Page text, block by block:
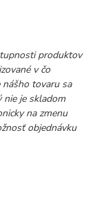
produktov
v čo
nášho tovaru sa
nie je skladom
na zmenu
objednávku